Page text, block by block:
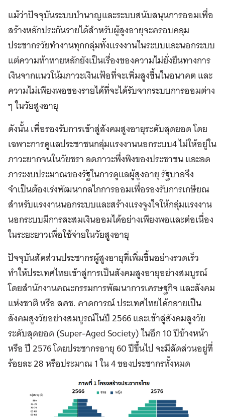
แม้ว่าปัจจุบันระบบบำนาญและระบบสนับสนุนการออมเพื่อ
สร้างหลักประกันรายได้สำหรับผู้สูงอายุจะครอบคลุม
ประชากรวัยทำงานทุกกลุ่มทั้งแรงงานในระบบและนอกระบบ
แต่ความท้าทายหลักยังเป็นเรื่องของความไม่ยั่งยืนทางการ
เงินจากแนวโน้มภาวะเงินเฟ้อที่จะเพิ่มสูงขึ้นในอนาคต และ
ความไม่เพียงพอของรายได้ที่จะได้รับจากระบบการออมต่าง
ๆ ในวัยสูงอายุ
ดังนั้น เพื่อรองรับการเข้าสู่สังคมสูงอายุระดับสุดยอด โดย
เฉพาะการดูแลประชาชนกลุ่มแรงงานนอกระบบ4 ไม่ให้อยู่ใน
ภาวะยากจนในวัยชรา ลดภาวะพึ่งพิงของประชาชน และลด
ภาระงบประมาณของรัฐในการดูแลผู้สูงอายุ รัฐบาลจึง
จำเป็นต้องเร่งพัฒนากลไกการออมเพื่อรองรับการเกษียณ
สำหรับแรงงานนอกระบบและสร้างแรงจูงใจให้กลุ่มแรงงาน
นอกระบบมีการสะสมเงินออมได้อย่างเพียงพอและต่อเนื่อง
ในระยะยาวเพื่อใช้จ่ายในวัยสูงอายุ
ปัจจุบันสัดส่วนประชากรผู้สูงอายุที่เพิ่มขึ้นอย่างรวดเร็ว
ทำให้ประเทศไทยเข้าสู่การเป็นสังคมสูงอายุอย่างสมบูรณ์
โดยสำนักงานคณะกรรมการพัฒนาการเศรษฐกิจ และสังคม
แห่งชาติ หรือ สศช. คาดการณ์ ประเทศไทยได้กลายเป็น
สังคมสูงวัยอย่างสมบูรณ์ในปี 2566 และเข้าสู่สังคมสูงวัย
ระดับสุดยอด (Super-Aged Society) ในอีก 10 ปีข้างหน้า
หรือ ปี 2576 โดยประชากรอายุ 60 ปีขึ้นไป จะมีสัดส่วนอยู่ที่
ร้อยละ 28 หรือประมาณ 1 ใน 4 ของประชากรทั้งหมด